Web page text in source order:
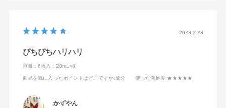
2023.3.28
ぴちぴちハリハリ
容量：6枚入：20mL×6
商品を気に入ったポイントはどこですか:成分 使った満足度:★★★★★
かずやん